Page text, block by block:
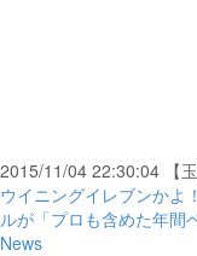
2015/11/04 22:30:04 【玉
ウイニングイレブンかよ
ルが「プロも含めた年間
News